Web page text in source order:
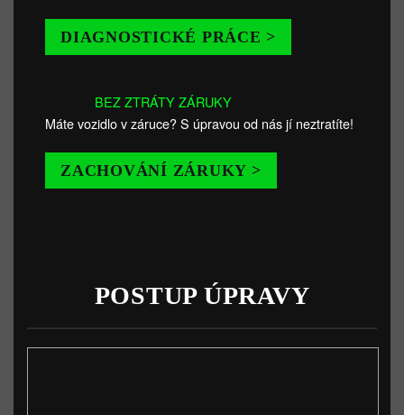
DIAGNOSTICKÉ PRÁCE >
BEZ ZTRÁTY ZÁRUKY
Máte vozidlo v záruce? S úpravou od nás jí neztratíte!
ZACHOVÁNÍ ZÁRUKY >
POSTUP ÚPRAVY